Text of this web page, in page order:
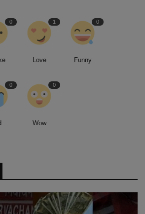
0 1
Love
0
Funny
0 0
Wow